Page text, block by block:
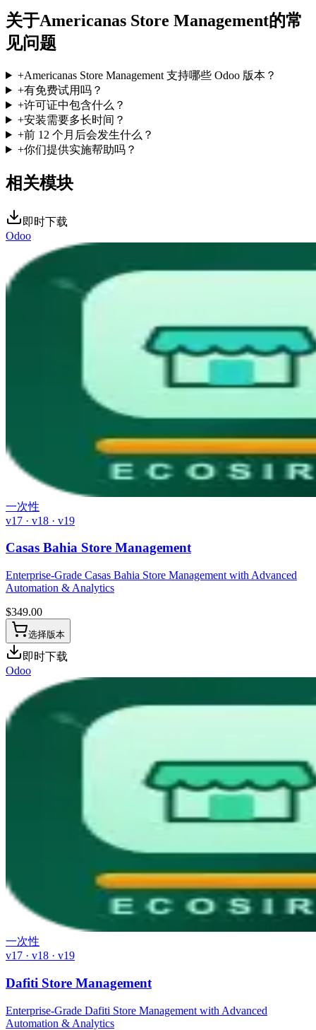
关于Americanas Store Management的常
见问题
+Americanas Store Management 支持哪些 Odoo 版本？
+有免费试用吗？
+许可证中包含什么？
+安装需要多长时间？
+前 12 个月后会发生什么？
+你们提供实施帮助吗？
相关模块
即时下载
Odoo
一次性
v17 · v18 · v19
Casas Bahia Store Management
Enterprise-Grade Casas Bahia Store Management with Advanced
Automation & Analytics
$349.00
选择版本
即时下载
Odoo
一次性
v17 · v18 · v19
Dafiti Store Management
Enterprise-Grade Dafiti Store Management with Advanced
Automation & Analytics